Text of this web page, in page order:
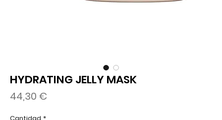
HYDRATING JELLY MASK
44,30 €